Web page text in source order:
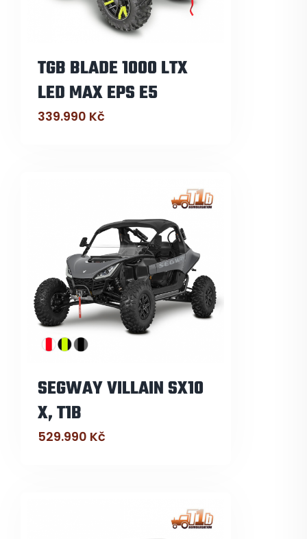
TGB BLADE 1000 LTX
LED MAX EPS E5
339.990 Kč
SEGWAY VILLAIN SX10
X, T1B
529.990 Kč